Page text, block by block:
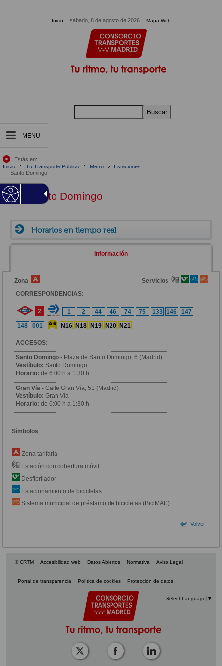
Inicio sábado, 8 de agosto de 2026 Mapa Web
Buscar
MENU
Estás en:
Inicio
Tu Transporte Público Metro
Estaciones
Santo Domingo
Santo Domingo
Horarios en tiempo real
Información
Zona
Servicios
CORRESPONDENCIAS:
2 1 2 44 46 74 75 133 146
147
148
001 N16 N18 N19 N20 N21
ACCESOS:
Santo Domingo - Plaza de Santo Domingo, 6 (Madrid)
Vestíbulo: Santo Domingo
Horario: de 6:00 h a 1:30 h
Gran Vía - Calle Gran Vía, 51 (Madrid)
Vestíbulo: Gran Vía
Horario: de 6:00 h a 1:30 h
Símbolos
Zona tarifaria
Estación con cobertura móvil
Desfibrilador
Estacionamiento de bicicletas
Sistema municipal de préstamo de bicicletas (BiciMAD)
Volver
© CRTM Accesibilidad web Datos Abiertos Normativa Aviso Legal
Portal de transparencia Política de cookies Protección de datos
Select Language ▼